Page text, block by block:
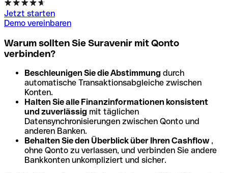
Jetzt starten
Demo vereinbaren
Warum sollten Sie Suravenir mit Qonto
verbinden?
Beschleunigen Sie die Abstimmung durch
automatische Transaktionsabgleiche zwischen
Konten.
Halten Sie alle Finanzinformationen konsistent
und zuverlässig mit täglichen
Datensynchronisierungen zwischen Qonto und
anderen Banken.
Behalten Sie den Überblick über Ihren Cashflow ,
ohne Qonto zu verlassen, und verbinden Sie andere
Bankkonten unkompliziert und sicher.